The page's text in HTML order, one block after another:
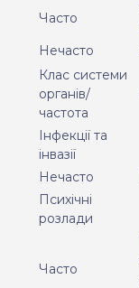
Часто
Нечасто
Клас системи
органів/
частота
Інфекції та
інвазії
Нечасто
Психічні
розлади
Часто